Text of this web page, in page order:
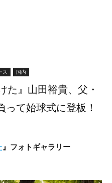
ス 国内
た』山田裕貴、父・
って始球式に登板！
』フォトギャラリー